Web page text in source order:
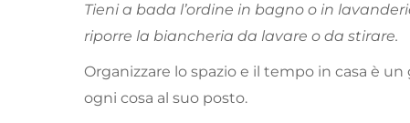
Tieni a bada l’ordine in bagno o in
riporre la biancheria da lavare o da stirare.
Organizzare lo spazio e il tempo in casa è un
ogni cosa al suo posto.